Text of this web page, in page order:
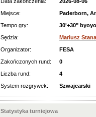
Miejsce:
Paderborn,
Tempo gry:
30'+30"
Sędzia:
Mariusz
Organizator:
FESA
Zakończonych rund:
0
Liczba rund:
4
System rozgrywek:
Szwajcarski
Statystyka turniejowa